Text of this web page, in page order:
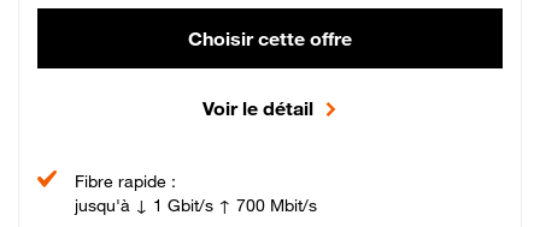
Choisir cette offre
Voir le détail
Fibre rapide :
jusqu'à ↓ 1 Gbit/s ↑ 700 Mbit/s